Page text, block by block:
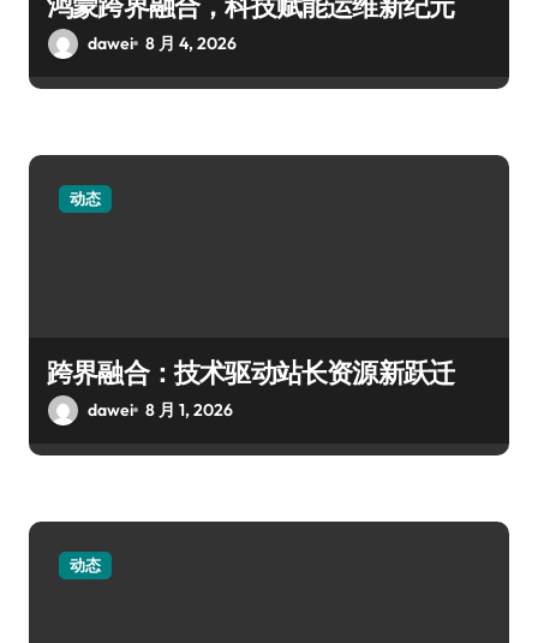
dawei 8 月 4, 2026
动态
跨界融合：技术驱动站长资源新跃迁
dawei 8 月 1, 2026
动态